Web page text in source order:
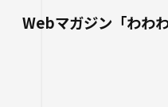
Webマガジン「わわわ